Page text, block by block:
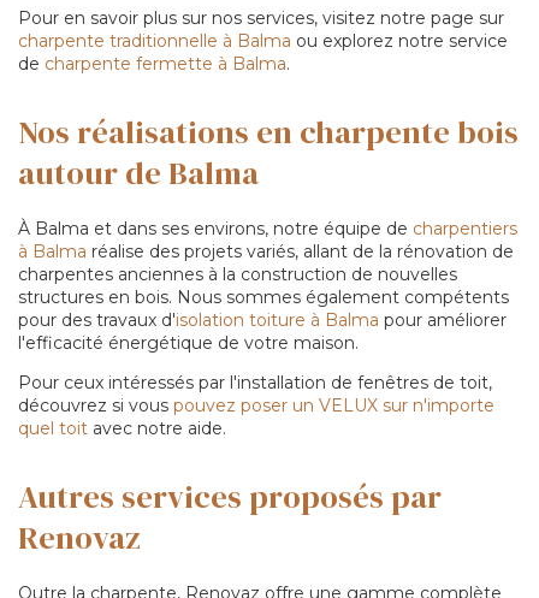
Pour en savoir plus sur nos services, visitez notre page sur
charpente traditionnelle à Balma ou explorez notre service
de charpente fermette à Balma.
Nos réalisations en charpente bois
autour de Balma
À Balma et dans ses environs, notre équipe de charpentiers
à Balma réalise des projets variés, allant de la rénovation de
charpentes anciennes à la construction de nouvelles
structures en bois. Nous sommes également compétents
pour des travaux d'isolation toiture à Balma pour améliorer
l'efficacité énergétique de votre maison.
Pour ceux intéressés par l'installation de fenêtres de toit,
découvrez si vous pouvez poser un VELUX sur n'importe
quel toit avec notre aide.
Autres services proposés par
Renovaz
Outre la charpente, Renovaz offre une gamme complète